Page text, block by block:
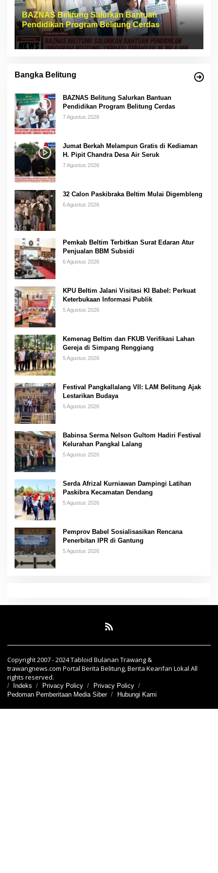
BAZNAS Belitung Salurkan Bantuan
Pendidikan Program Belitung Cerdas
Bangka Belitung
BAZNAS Belitung Salurkan Bantuan
Pendidikan Program Belitung Cerdas
7 Agustus 2026
Jumat Berkah Melampun Gratis di Kediaman
H. Pipit Chandra Desa Air Seruk
7 Agustus 2026
32 Calon Paskibraka Beltim Mulai Digembleng
6 Agustus 2026
Pemkab Beltim Terbitkan Surat Edaran Atur
Penjualan BBM Subsidi
6 Agustus 2026
KPU Beltim Jalani Visitasi KI Babel: Perkuat
Keterbukaan Informasi Publik
5 Agustus 2026
Kemenag Beltim dan FKUB Verifikasi Lahan
Gereja di Simpang Renggiang
5 Agustus 2026
Festival Pangkallalang VII: LAM Belitung Ajak
Lestarikan Budaya
5 Agustus 2026
Babinsa Serma Nelson Gultom Hadiri Festival
Kelurahan Pangkal Lalang
5 Agustus 2026
Serda Afrizal Kurniawan Dampingi Latihan
Paskibra Kecamatan Dendang
5 Agustus 2026
Pemprov Babel Sosialisasikan Rencana
Penerbitan IPR di Gantung
5 Agustus 2026
Copyright 2007 - 2024 Tabloid Bulanan Trawang &
trawangnews.com Portal Berita Belitung, Berita Kearifan Lokal All
rights reserved.
Indeks Privacy Policy
Privacy Policy
Pedoman Pemberitaan Media Siber
Hubungi Kami